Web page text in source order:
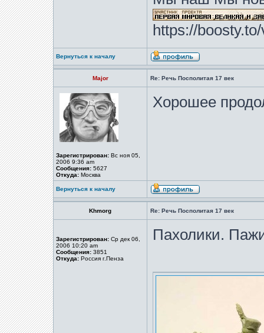
https://
Вернуться к началу
Major Re: Речь Посполитая 17 век
Зарегистрирован: Вс ноя 05,
2006 9:36 am
Сообщения: 5627
Откуда: Москва
Хорошее
Вернуться к началу
Khmorg Re: Речь Посполитая 17 век
Зарегистрирован: Ср дек 06,
2006 10:20 am
Сообщения: 3851
Откуда: Россия г.Пенза
Пахолики.